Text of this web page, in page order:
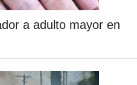
a adulto mayor en